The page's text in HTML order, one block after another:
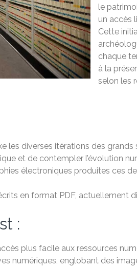
le
un accès
Cette
chaque
à la
selon les
diverses itérations des grands
et de contempler l’évolution
électroniques produites ces
en format PDF, actuellement
:
plus facile aux ressources
numériques, englobant des